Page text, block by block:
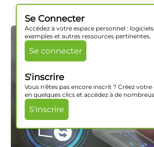
Se Connecter
Accédez à votre espace personnel :
exemples et autres ressources pertinentes.
Se connecter
S'inscrire
Vous n'êtes pas encore inscrit ? Créez
en quelques clics et accédez à de
S'inscrire